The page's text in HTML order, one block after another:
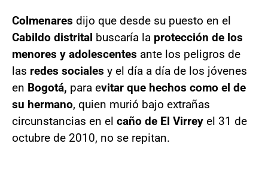
Colmenares dijo que desde su puesto en el
Cabildo distrital buscaría la protección de los
menores y adolescentes ante los peligros de
las redes sociales y el día a día de los jóvenes
en Bogotá, para evitar que hechos como el de
su hermano, quien murió bajo extrañas
circunstancias en el caño de El Virrey el 31 de
octubre de 2010, no se repitan.